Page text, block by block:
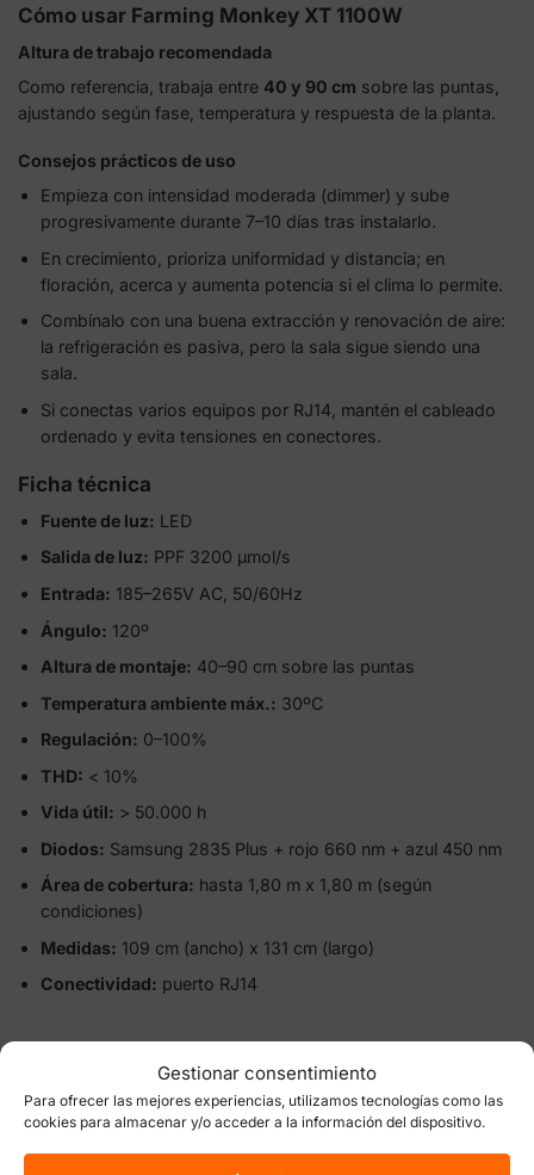
Gestionar consentimiento
Para ofrecer las mejores experiencias, utilizamos tecnologías como las
cookies para almacenar y/o acceder a la información del dispositivo.
Cómo usar Farming Monkey XT 1100W
Altura de trabajo recomendada
Como referencia, trabaja entre 40 y 90 cm sobre las puntas,
ajustando según fase, temperatura y respuesta de la planta.
Consejos prácticos de uso
Empieza con intensidad moderada (dimmer) y sube
progresivamente durante 7–10 días tras instalarlo.
En crecimiento, prioriza uniformidad y distancia; en
floración, acerca y aumenta potencia si el clima lo permite.
Combínalo con una buena extracción y renovación de aire:
la refrigeración es pasiva, pero la sala sigue siendo una
sala.
Si conectas varios equipos por RJ14, mantén el cableado
ordenado y evita tensiones en conectores.
Ficha técnica
Fuente de luz: LED
Salida de luz: PPF 3200 μmol/s
Entrada: 185–265V AC, 50/60Hz
Ángulo: 120º
Altura de montaje: 40–90 cm sobre las puntas
Temperatura ambiente máx.: 30ºC
Regulación: 0–100%
THD: < 10%
Vida útil: > 50.000 h
Diodos: Samsung 2835 Plus + rojo 660 nm + azul 450 nm
Área de cobertura: hasta 1,80 m x 1,80 m (según
condiciones)
Medidas: 109 cm (ancho) x 131 cm (largo)
Conectividad: puerto RJ14
VALORACIONES (0)
Valoraciones